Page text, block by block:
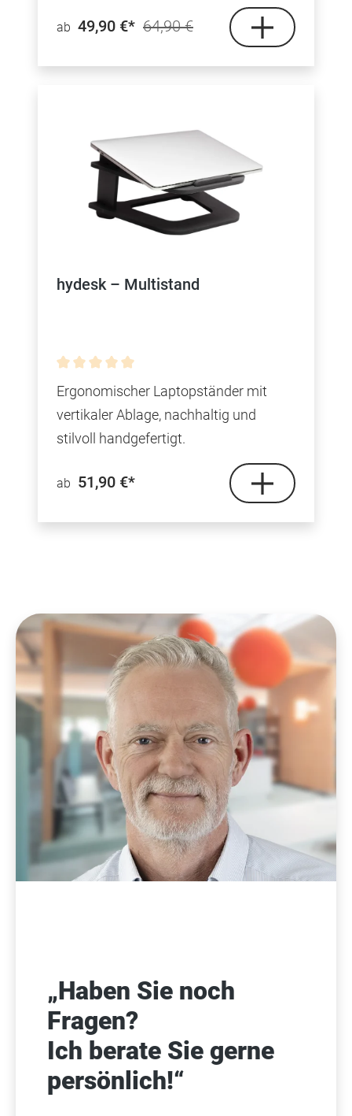
ab 49,90 €* 64,90 €
hydesk – Multistand
Durchschnittliche Bewertung von 0 von 5
Ergonomischer Laptopständer mit
vertikaler Ablage, nachhaltig und
stilvoll handgefertigt.
ab 51,90 €*
„Haben Sie noch
Fragen?
Ich berate Sie gerne
persönlich!“